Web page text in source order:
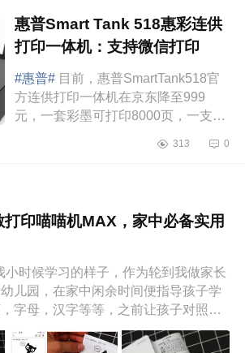
惠普Smart Tank 518惠彩连供
打印一体机：支持微信打印
#惠普# 目前，惠普SmartTank518官
方连供打印一体机在京东降至999
元，一套彩墨可打印8000页，一支黑
1分钱。惠普SmartTank518采用黑色
313 0
印喵喵机MAX，家中必备实用
小时候学习的样子，作为轮到我做家长
儿园，在家中闲余时间便指导孩子学
字母，汉字等等，之前让孩子对照平